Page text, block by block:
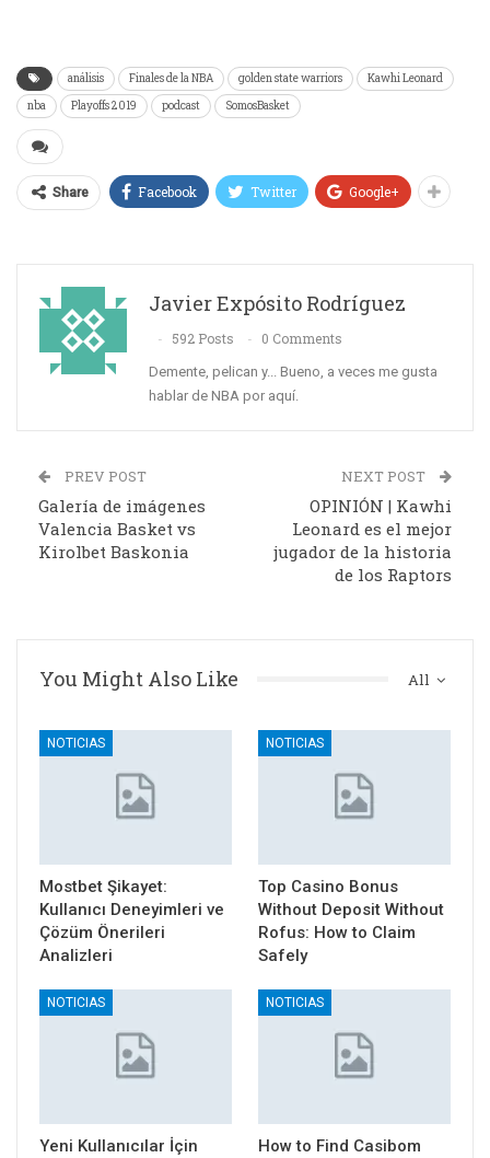
análisis Finales de la NBA golden state warriors
Kawhi Leonard
nba
Playoffs 2019 podcast SomosBasket
Share Facebook Twitter Google+
Javier Expósito Rodríguez
592 Posts 0 Comments
Demente, pelican y... Bueno, a veces me gusta
hablar de NBA por aquí.
PREV POST
Galería de imágenes
Valencia Basket vs
Kirolbet Baskonia
NEXT POST
OPINIÓN | Kawhi
Leonard es el mejor
jugador de la historia
de los Raptors
All
You Might Also Like
NOTICIAS
Mostbet Şikayet:
Kullanıcı Deneyimleri ve
Çözüm Önerileri
Analizleri
NOTICIAS
Top Casino Bonus
Without Deposit Without
Rofus: How to Claim
Safely
NOTICIAS
Yeni Kullanıcılar İçin
NOTICIAS
How to Find Casibom